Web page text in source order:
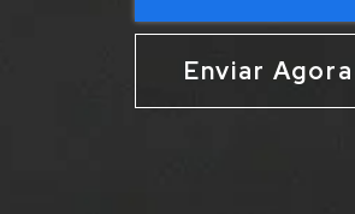
Enviar Agora